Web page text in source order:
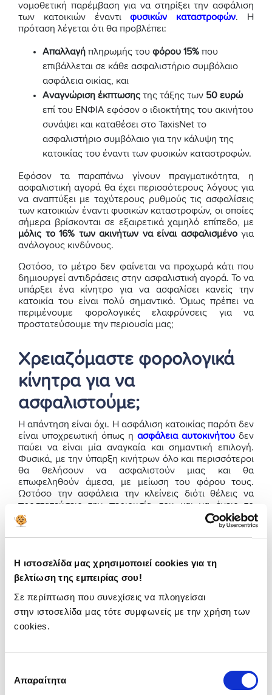
Η ιστοσελίδα μας χρησιμοποιεί cookies για τη
βελτίωση της εμπειρίας σου!
Σε περίπτωση που συνεχίσεις να πλοηγείσαι
στην ιστοσελίδα μας τότε συμφωνείς με την χρήση των
cookies.
συγκατάθεσης
Απαραίτητα
νομοθετική παρέμβαση για να στηρίξει την ασφάλιση
των κατοικιών έναντιφυσικών καταστροφών. Η
πρόταση λέγεται ότι θα προβλέπει:
Απαλλαγή πληρωμής του φόρου 15% που
επιβάλλεται σε κάθε ασφαλιστήριο συμβόλαιο
ασφάλεια οικίας, και
Αναγνώριση έκπτωσης της τάξης των 50 ευρώ
επί του ΕΝΦΙΑ εφόσον ο ιδιοκτήτης του ακινήτου
συνάψει και καταθέσει στο TaxisNet το
ασφαλιστήριο συμβόλαιο για την κάλυψη της
κατοικίας του έναντι των φυσικών καταστροφών.
Εφόσον τα παραπάνω γίνουν πραγματικότητα, η
ασφαλιστική αγορά θα έχει περισσότερους λόγους για
να αναπτύξει με ταχύτερους ρυθμούς τις ασφαλίσεις
των κατοικιών έναντι φυσικών καταστροφών, οι οποίες
σήμερα βρίσκονται σε εξαιρετικά χαμηλό επίπεδο, με
μόλις το 16% των ακινήτων να είναι ασφαλισμένογια
ανάλογους κινδύνους.
Ωστόσο, το μέτρο δεν φαίνεται να προχωρά κάτι που
δημιουργεί αντιδράσεις στην ασφαλιστική αγορά. Το να
υπάρξει ένα κίνητρο για να ασφαλίσει κανείς την
κατοικία του είναι πολύ σημαντικό. Όμως πρέπει να
περιμένουμε φορολογικές ελαφρύνσεις για να
προστατεύσουμε την περιουσία μας;
Χρειαζόμαστε φορολογικά
κίνητρα για να
ασφαλιστούμε;
Η απάντηση είναι όχι. Η ασφάλιση κατοικίας παρότι δεν
είναι υποχρεωτική όπως η ασφάλεια αυτοκινήτου δεν
παύει να είναι μία αναγκαία και σημαντική επιλογή.
Φυσικά, με την ύπαρξη κινήτρων όλο και περισσότεροι
θα θελήσουν να ασφαλιστούν μιας και θα
επωφεληθούν άμεσα, με μείωση του φόρου τους.
Ωστόσο την ασφάλεια την κλείνεις διότι θέλεις να
προστατεύσεις την περιουσία σου και να έχεις το
κεφάλι σου ήσυχο. Γι’ αυτό λοιπόν πρέπει να
συνειδητοποιήσουν το πόσο αναγκαία είναι η ασφάλιση
τόσο η ελληνική κοινωνία όσο και η κυβέρνηση. Ο
για να δώσει λύσεις και να παράσχει στήριξη σε
κρίσιμες στιγμές.
Τις περισσότερες φορές ένα σπίτι δεν είναι
ασφαλισμένο ή έχει ασφαλιστεί σε μικρότερη από την
πραγματική του αξία. Η μηδενική ασφάλιση όπως και
ηυπασφάλιση
προστασίαςπου υπάρχει για ζημιές από φυσικές
ιδιωτικής ασφάλισης
εφόσον δοθούν και τα ανάλογα
κίνητρα
. Για το μόνο που μπορούμε να είμαστε βέβαιοι